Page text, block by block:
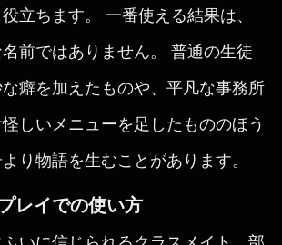
立ちます。 一番使える結果は、
前ではありません。 普通の生徒
癖を加えたものや、平凡な事務所
しいメニューを足したもののほう
り物語を生むことがあります。
レイでの使い方